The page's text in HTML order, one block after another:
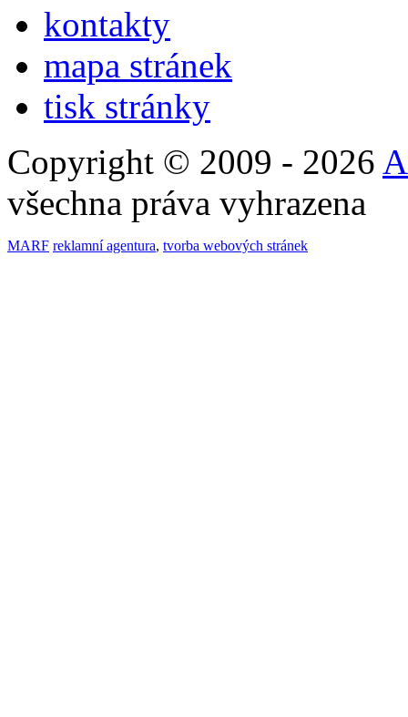
kontakty
mapa stránek
tisk stránky
Copyright © 2009 - 2026
všechna práva vyhrazena
MARF reklamní agentura, tvorba webových stránek